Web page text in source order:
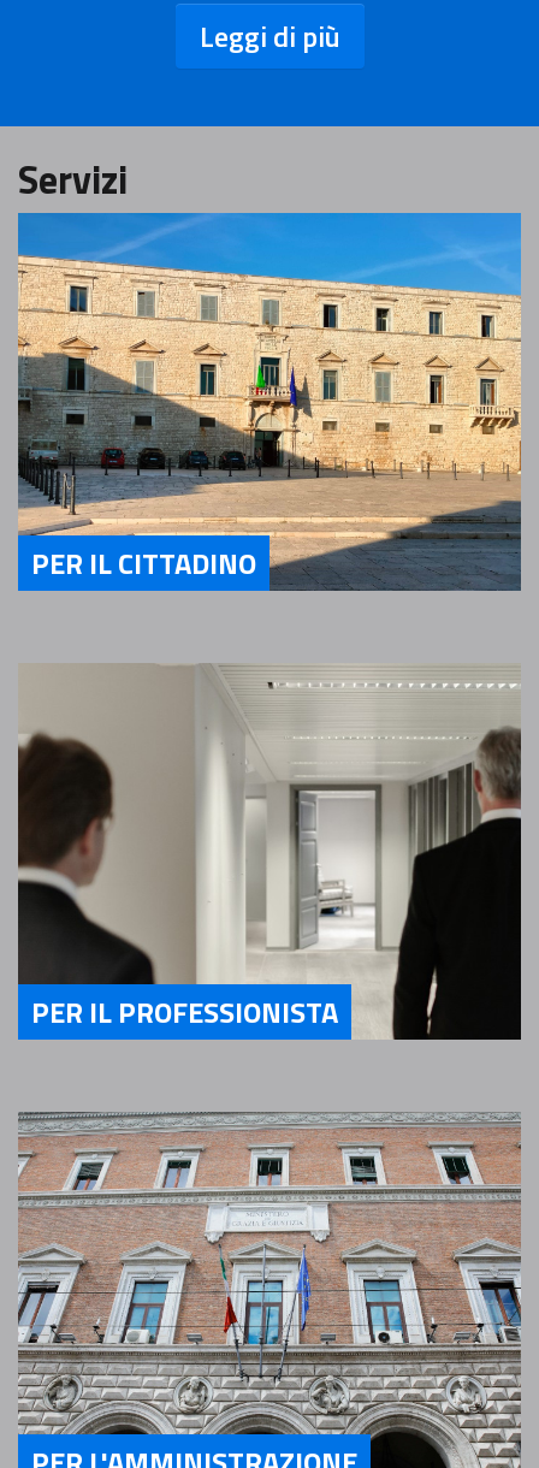
Leggi di più
Servizi
Servizi Per il Cittadino
PER IL CITTADINO
PER IL PROFESSIONISTA